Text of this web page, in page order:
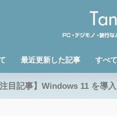
最近更新した記事 すべ
目記事】Windows 11 を導